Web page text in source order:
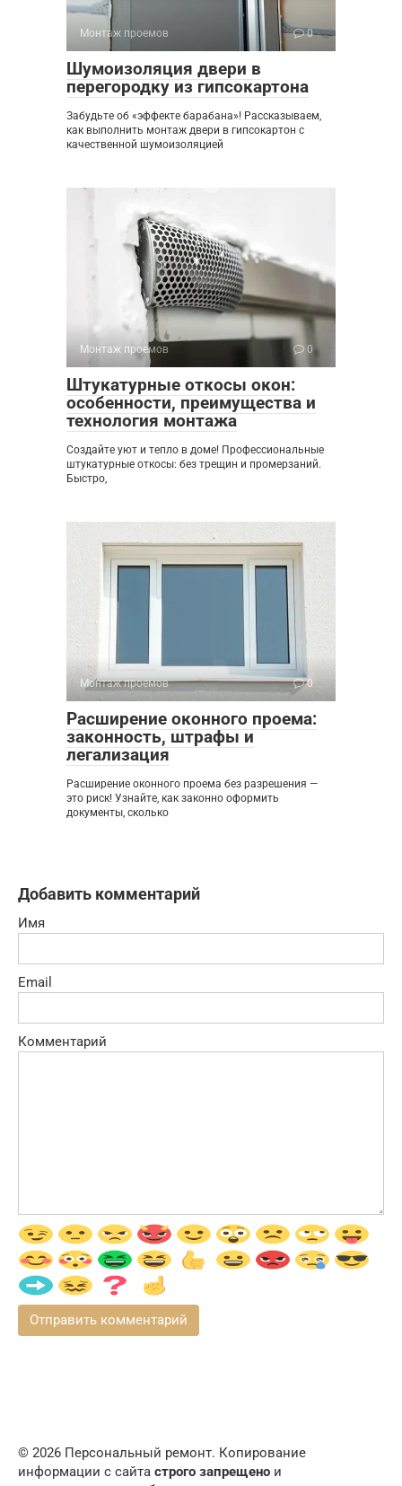
Монтаж проемов 0
Шумоизоляция двери в
перегородку из гипсокартона
Забудьте об «эффекте барабана»! Рассказываем,
как выполнить монтаж двери в гипсокартон с
качественной шумоизоляцией
Монтаж проемов 0
Штукатурные откосы окон:
особенности, преимущества и
технология монтажа
Создайте уют и тепло в доме! Профессиональные
штукатурные откосы: без трещин и промерзаний.
Быстро,
Монтаж проемов 0
Расширение оконного проема:
законность, штрафы и
легализация
Расширение оконного проема без разрешения —
это риск! Узнайте, как законно оформить
документы, сколько
Добавить комментарий
Имя
Email
Комментарий
© 2026 Персональный ремонт. Копирование
информации с сайта строго запрещено и